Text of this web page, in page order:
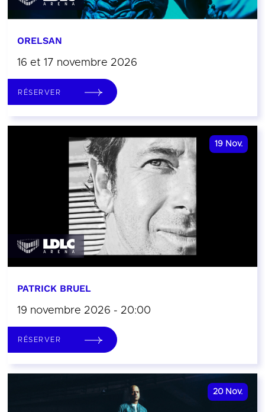
ORELSAN
16 et 17 novembre 2026
RÉSERVER
19 Nov.
PATRICK BRUEL
19 novembre 2026 - 20:00
RÉSERVER
20 Nov.